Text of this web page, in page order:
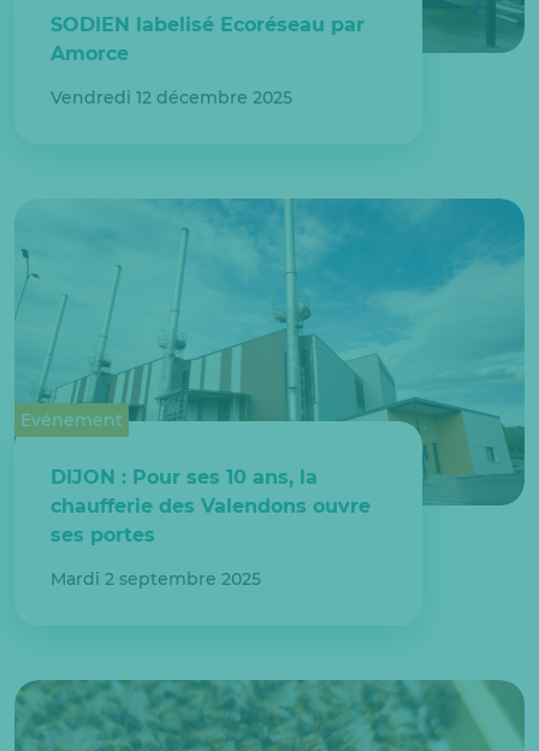
SODIEN labelisé Ecoréseau par
Amorce
Vendredi 12 décembre 2025
Evénement
DIJON : Pour ses 10 ans, la
chaufferie des Valendons ouvre
ses portes
Mardi 2 septembre 2025